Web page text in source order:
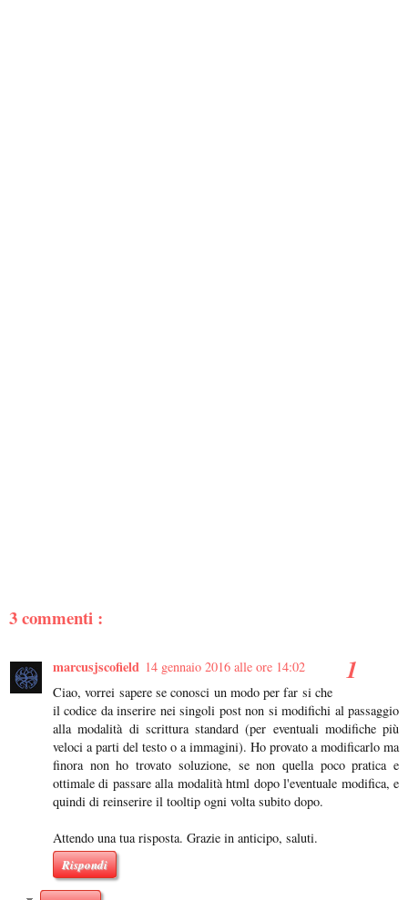
3 commenti :
marcusjscofield 14 gennaio 2016 alle ore 14:02
Ciao, vorrei sapere se conosci un modo per far si che
il codice da inserire nei singoli post non si modifichi al passaggio
alla modalità di scrittura standard (per eventuali modifiche più
veloci a parti del testo o a immagini). Ho provato a modificarlo ma
finora non ho trovato soluzione, se non quella poco pratica e
ottimale di passare alla modalità html dopo l'eventuale modifica, e
quindi di reinserire il tooltip ogni volta subito dopo.
Attendo una tua risposta. Grazie in anticipo, saluti.
Rispondi